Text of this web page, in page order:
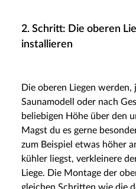
2. Schritt: Die oberen
installieren
Die oberen Liegen werden,
Saunamodell oder nach
beliebigen Höhe über den
Magst du es gerne
zum Beispiel etwas höher
kühler liegst, verkleinere
Liege. Die Montage der
gleichen Schritten wie die